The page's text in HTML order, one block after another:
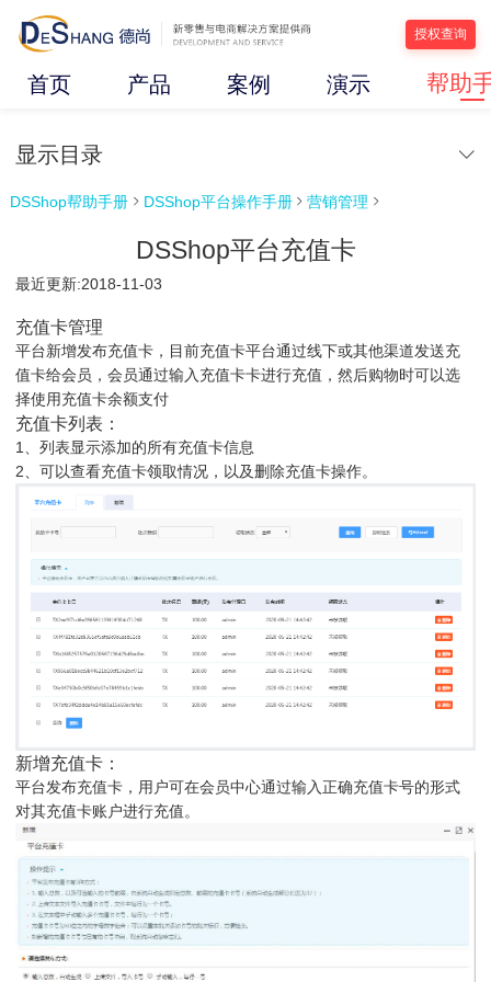
授权查询
首页 产品 案例 演示 帮助
显示目录
DSShop帮助手册  DSShop平台操作手册  营销管理 
DSShop平台充值卡
最近更新:2018-11-03
充值卡管理
平台新增发布充值卡，目前充值卡平台通过线下或其他渠道发送充
值卡给会员，会员通过输入充值卡卡进行充值，然后购物时可以选
择使用充值卡余额支付
充值卡列表：
1、列表显示添加的所有充值卡信息
2、可以查看充值卡领取情况，以及删除充值卡操作。
新增充值卡：
平台发布充值卡，用户可在会员中心通过输入正确充值卡号的形式
对其充值卡账户进行充值。